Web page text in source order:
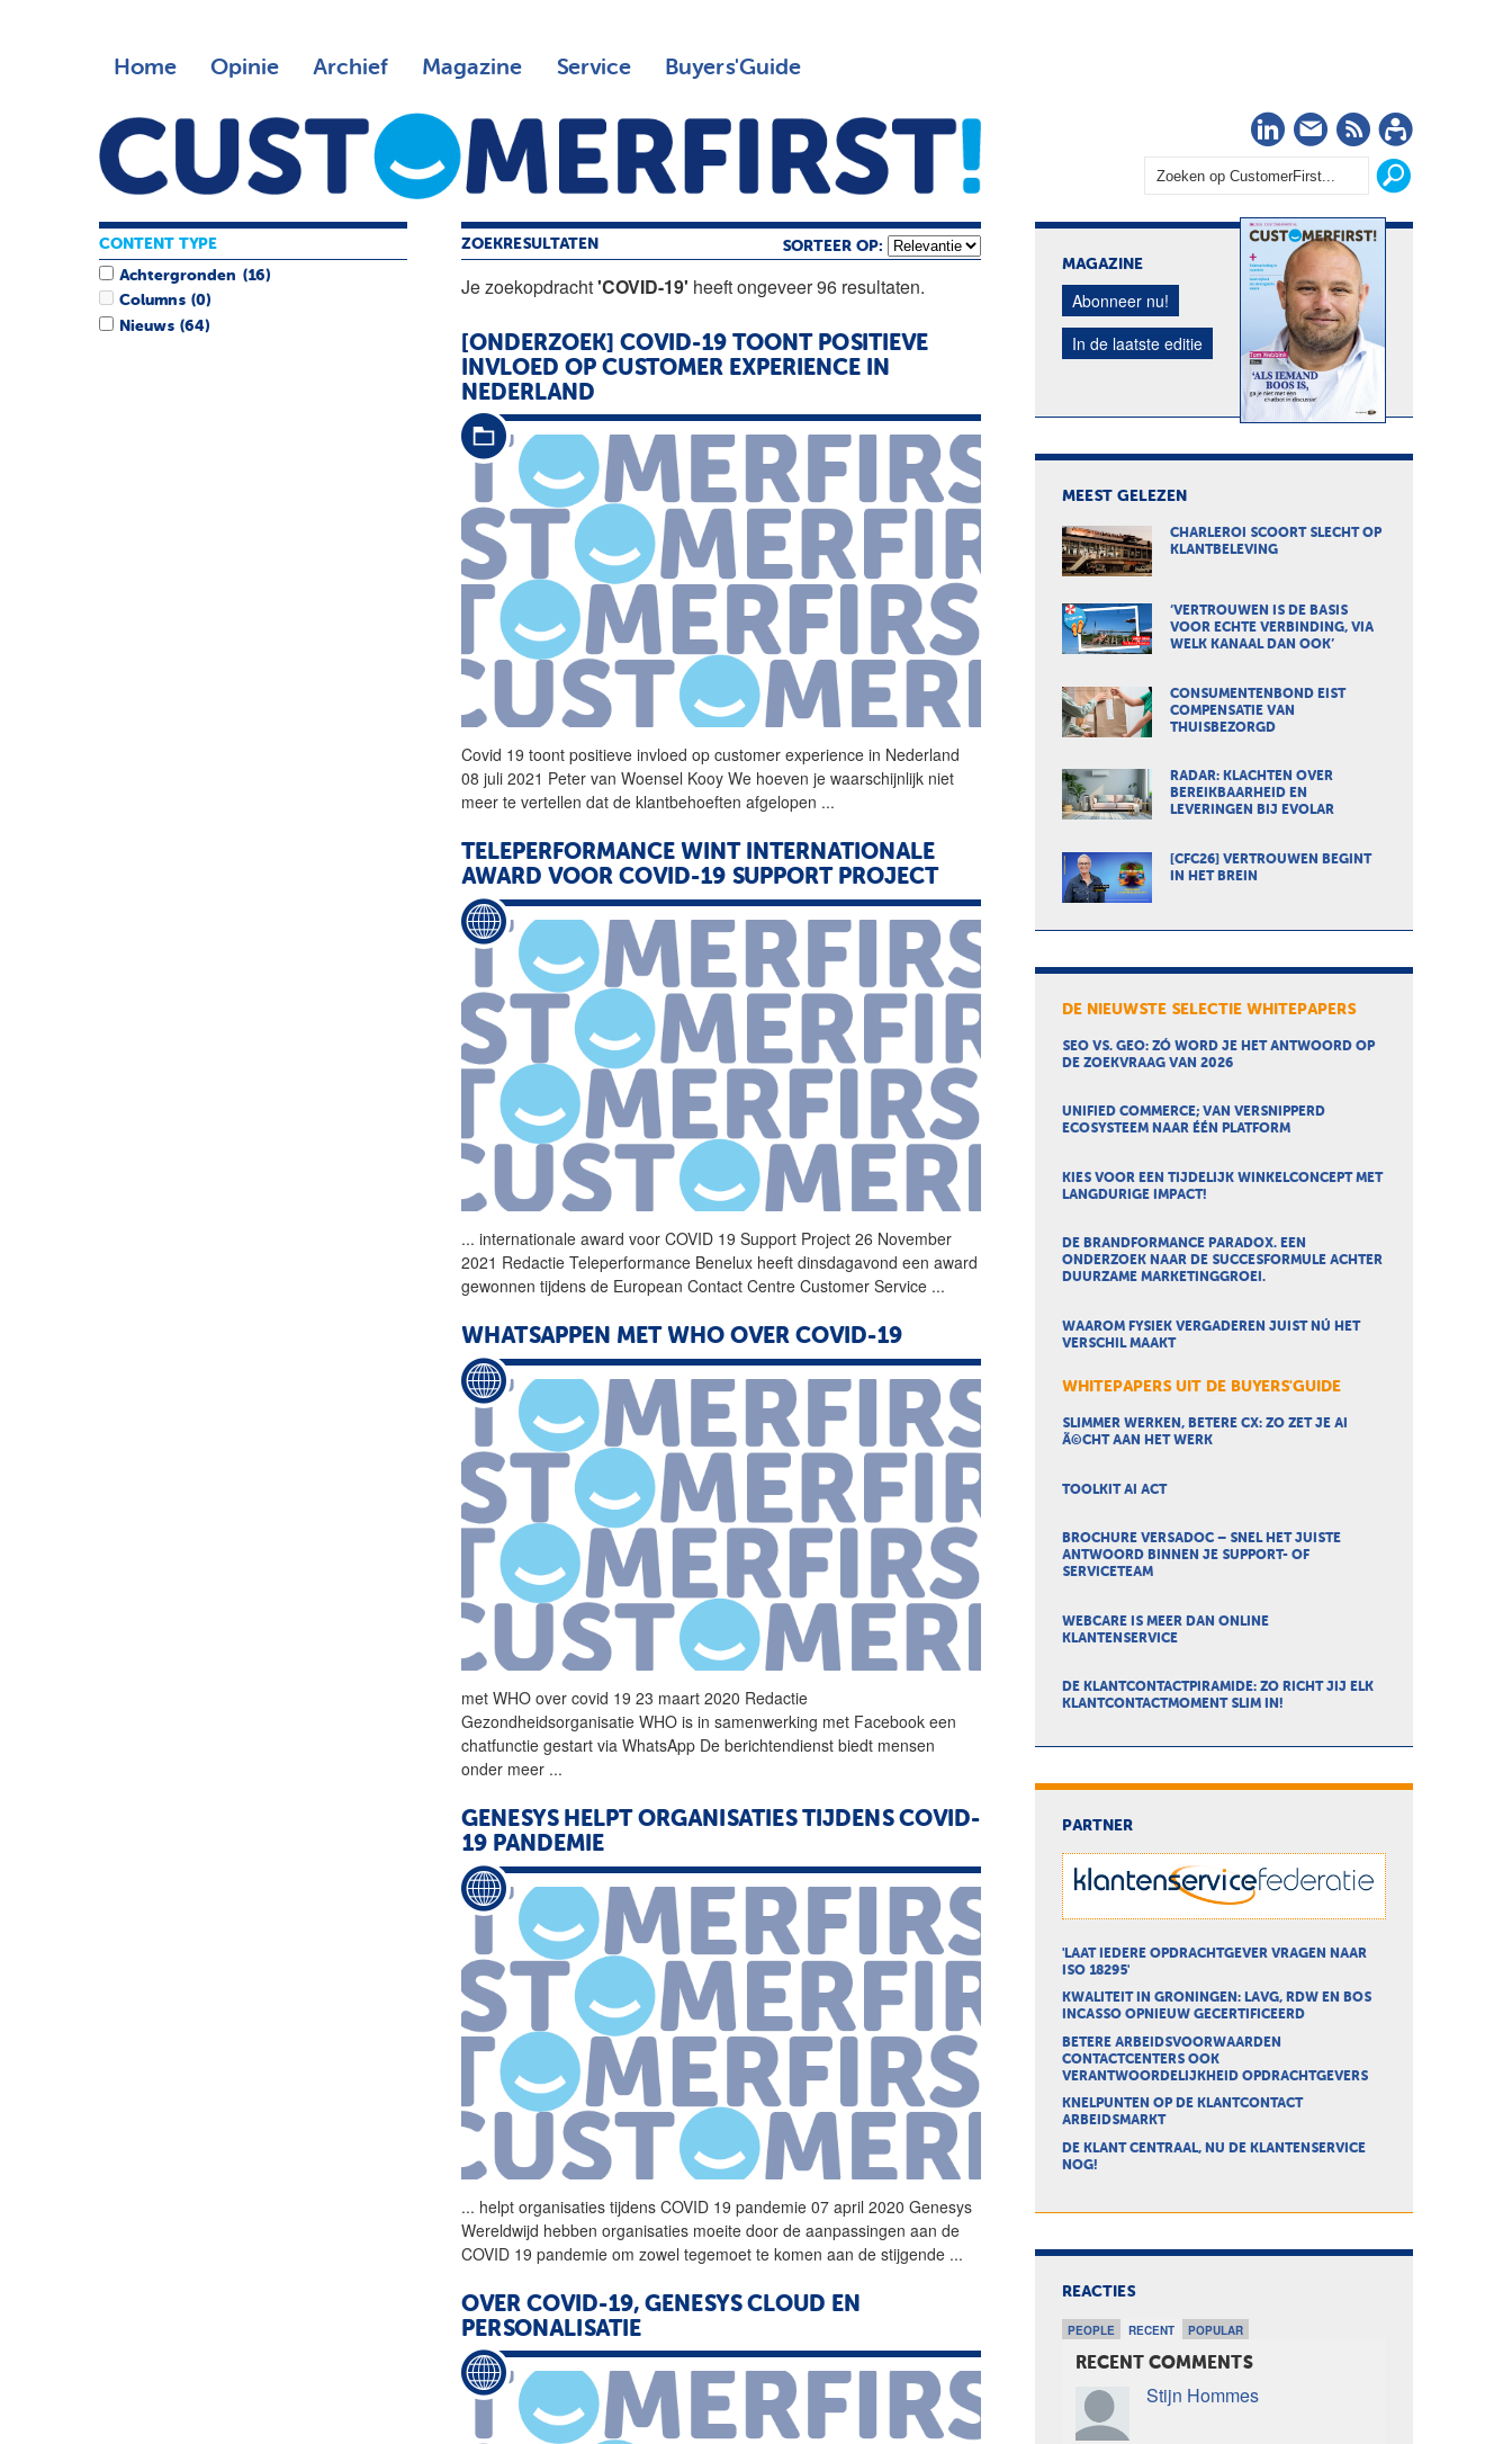
Home Opinie Archief Magazine Service Buyers'Guide
LinkedIn
Nieuwsbrief
RSS
ZOEKRESULTATEN SORTEER OP:
Je zoekopdracht'COVID-19' heeft ongeveer 96 resultaten.
[ONDERZOEK] COVID-19 TOONT POSITIEVE
INVLOED OP CUSTOMER EXPERIENCE IN
NEDERLAND
Covid 19 toont positieve invloed op customer experience in Nederland
08 juli 2021 Peter van Woensel Kooy We hoeven je waarschijnlijk niet
meer te vertellen dat de klantbehoeften afgelopen ...
TELEPERFORMANCE WINT INTERNATIONALE
AWARD VOOR COVID-19 SUPPORT PROJECT
... internationale award voorCOVID 19 Support Project 26 November
2021 Redactie Teleperformance Benelux heeft dinsdagavond een award
gewonnen tijdens de European Contact Centre Customer Service ...
WHATSAPPEN MET WHO OVER COVID-19
met WHO overcovid 19 23 maart 2020 Redactie
Gezondheidsorganisatie WHO is in samenwerking met Facebook een
chatfunctie gestart via WhatsApp De berichtendienst biedt mensen
onder meer ...
GENESYS HELPT ORGANISATIES TIJDENS COVID-
19 PANDEMIE
... helpt organisaties tijdensCOVID 19 pandemie 07 april 2020 Genesys
Wereldwijd hebben organisaties moeite door de aanpassingen aan de
COVID 19 pandemie om zowel tegemoet te komen aan de stijgende ...
OVER COVID-19, GENESYS CLOUD EN
PERSONALISATIE
CONTENT TYPE
Achtergronden (16)
Columns (0)
Nieuws (64)
MAGAZINE
Abonneer nu!
In de laatste editie
MEEST GELEZEN
CHARLEROI SCOORT SLECHT OP
KLANTBELEVING
‘VERTROUWEN IS DE BASIS
VOOR ECHTE VERBINDING, VIA
WELK KANAAL DAN OOK’
CONSUMENTENBOND EIST
COMPENSATIE VAN
THUISBEZORGD
RADAR: KLACHTEN OVER
BEREIKBAARHEID EN
LEVERINGEN BIJ EVOLAR
[CFC26] VERTROUWEN BEGINT
IN HET BREIN
DE NIEUWSTE SELECTIE WHITEPAPERS
SEO VS. GEO: ZÓ WORD JE HET ANTWOORD OP
DE ZOEKVRAAG VAN 2026
UNIFIED COMMERCE; VAN VERSNIPPERD
ECOSYSTEEM NAAR ÉÉN PLATFORM
KIES VOOR EEN TIJDELIJK WINKELCONCEPT MET
LANGDURIGE IMPACT!
DE BRANDFORMANCE PARADOX. EEN
ONDERZOEK NAAR DE SUCCESFORMULE ACHTER
DUURZAME MARKETINGGROEI.
WAAROM FYSIEK VERGADEREN JUIST NÚ HET
VERSCHIL MAAKT
WHITEPAPERS UIT DE BUYERS'GUIDE
SLIMMER WERKEN, BETERE CX: ZO ZET JE AI
Ã©CHT AAN HET WERK
TOOLKIT AI ACT
BROCHURE VERSADOC – SNEL HET JUISTE
ANTWOORD BINNEN JE SUPPORT- OF
SERVICETEAM
WEBCARE IS MEER DAN ONLINE
KLANTENSERVICE
DE KLANTCONTACTPIRAMIDE: ZO RICHT JIJ ELK
KLANTCONTACTMOMENT SLIM IN!
PARTNER
'LAAT IEDERE OPDRACHTGEVER VRAGEN NAAR
ISO 18295'
KWALITEIT IN GRONINGEN: LAVG, RDW EN BOS
INCASSO OPNIEUW GECERTIFICEERD
BETERE ARBEIDSVOORWAARDEN
CONTACTCENTERS OOK
VERANTWOORDELIJKHEID OPDRACHTGEVERS
KNELPUNTEN OP DE KLANTCONTACT
ARBEIDSMARKT
DE KLANT CENTRAAL, NU DE KLANTENSERVICE
NOG!
REACTIES
PEOPLE RECENT POPULAR
RECENT COMMENTS
Stijn Hommes